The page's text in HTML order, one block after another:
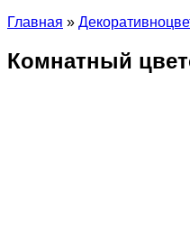
Главная »
Комнатный